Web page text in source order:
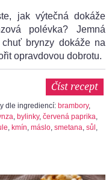
jak výtečná dokáže
polévka? Jemná
chuť brynzy dokáže na
opravdovou dobrotu.
Číst recept
dle ingrediencí: brambory,
bylinky, červená paprika
kmín máslo smetana sůl